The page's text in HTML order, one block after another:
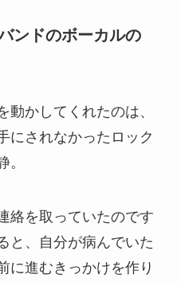
ンドのボーカルの
動かしてくれたのは、
にされなかったロック
。
絡を取っていたのです
と、自分が病んでいた
に進むきっかけを作り